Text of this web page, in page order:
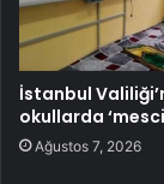
İstanbul
okullarda
Ağustos 7, 2026